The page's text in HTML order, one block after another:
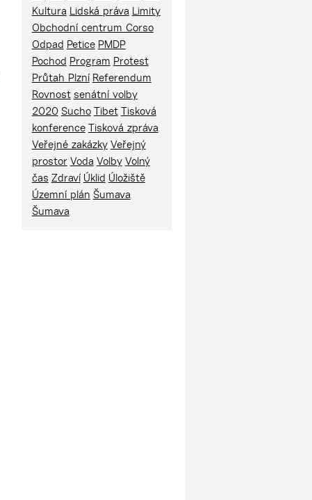
Kultura Lidská práva Limity
Obchodní centrum Corso
Odpad Petice PMDP
Pochod Program Protest
Průtah Plzní Referendum
Rovnost senátní volby
2020 Sucho Tibet Tisková
konference Tisková zpráva
Veřejné zakázky Veřejný
prostor Voda Volby Volný
čas Zdraví Úklid Úložiště
Územní plán Šumava
Šumava